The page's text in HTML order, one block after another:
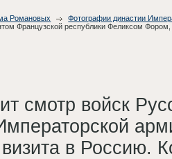
Романовых Фотографии династии
Французской республики Феликсом
смотр войск
в Россию.